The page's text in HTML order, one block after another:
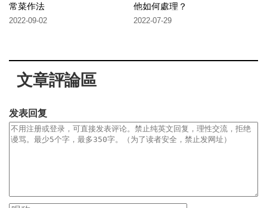
常菜作法
2022-09-02
他如何處理？
2022-07-29
文章評論區
发表回复